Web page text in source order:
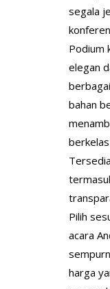
segala
Podium
elegan
bahan
Pilih
acara
harga